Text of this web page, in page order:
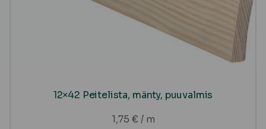
12×42 Peitelista, mänty, puuvalmis
1,75 € / m